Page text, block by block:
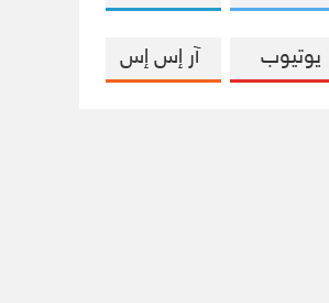
يوتيوب آر إس إس